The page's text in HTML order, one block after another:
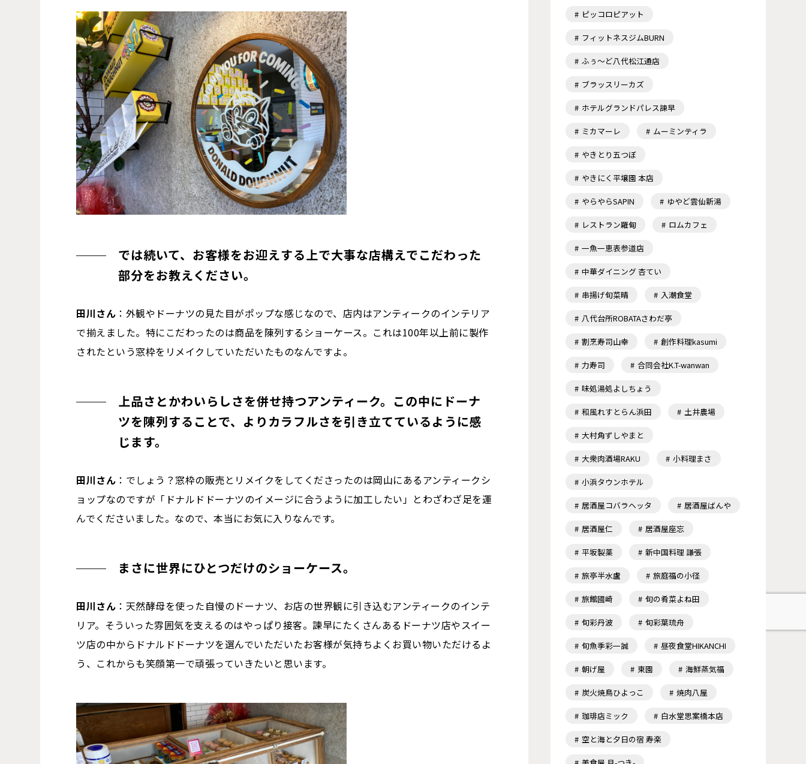
では続いて、お客様をお迎えする上で大事な店構えでこだわった
部分をお教えください。
田川さん ：外観やドーナツの見た目がポップな感じなので、店内はアンティークのインテリア
で揃えました。特にこだわったのは商品を陳列するショーケース。これは100年以上前に製作
されたという窓枠をリメイクしていただいたものなんですよ。
上品さとかわいらしさを併せ持つアンティーク。この中にドーナ
ツを陳列することで、よりカラフルさを引き立てているように感
じます。
田川さん ：でしょう？窓枠の販売とリメイクをしてくださったのは岡山にあるアンティークシ
ョップなのですが「ドナルドドーナツのイメージに合うように加工したい」とわざわざ足を運
んでくださいました。なので、本当にお気に入りなんです。
まさに世界にひとつだけのショーケース。
田川さん ：天然酵母を使った自慢のドーナツ、お店の世界観に引き込むアンティークのインテ
リア。そういった雰囲気を支えるのはやっぱり接客。諫早にたくさんあるドーナツ店やスイー
ツ店の中からドナルドドーナツを選んでいただいたお客様が気持ちよくお買い物いただけるよ
う、これからも笑顔第一で頑張っていきたいと思います。
ピッコロピアット
フィットネスジムBURN
ふぅ～ど八代松江通店
ブラッスリーカズ
ホテルグランドパレス諫早
ミカマーレ ムーミンティラ
やきとり五つぼ
やきにく平壌園 本店
やらやらSAPIN ゆやど雲仙新湯
レストラン羅甸 ロムカフェ
一魚一恵表参道店
中華ダイニング 杏てい
串揚げ旬菜晴 入潮食堂
八代台所ROBATAさわだ亭
割烹寿司山幸 創作料理kasumi
力寿司 合同会社K.T-wanwan
味処湯処よしちょう
和風れすとらん浜田 土井農場
大村角ずしやまと
大衆肉酒場RAKU 小料理まさ
小浜タウンホテル
居酒屋コバラヘッタ 居酒屋ばんや
居酒屋仁 居酒屋座忘
平坂製薬 新中国料理 謙張
旅亭半水盧 旅庭福の小径
旅館國崎 旬の肴菜よね田
旬彩丹波 旬彩葉琉舟
旬魚季彩一誠 昼夜食堂HIKANCHI
朝げ屋 東園 海鮮蒸気福
炭火焼鳥ひよっこ 焼肉八屋
珈琲店ミック 白水堂思案橋本店
空と海と夕日の宿 寿楽